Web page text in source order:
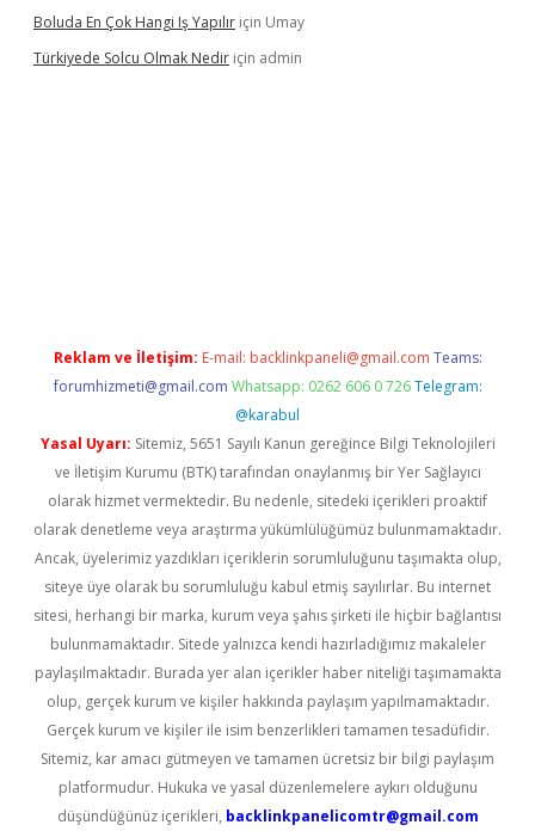
Boluda En Çok Hangi Iş Yapılır için Umay
Türkiyede Solcu Olmak Nedir için admin
Reklam ve İletişim: E-mail: backlinkpaneli@gmail.com Teams:
forumhizmeti@gmail.com Whatsapp: 0262 606 0 726 Telegram:
@karabul
Yasal Uyarı: Sitemiz, 5651 Sayılı Kanun gereğince Bilgi Teknolojileri
ve İletişim Kurumu (BTK) tarafından onaylanmış bir Yer Sağlayıcı
olarak hizmet vermektedir. Bu nedenle, sitedeki içerikleri proaktif
olarak denetleme veya araştırma yükümlülüğümüz bulunmamaktadır.
Ancak, üyelerimiz yazdıkları içeriklerin sorumluluğunu taşımakta olup,
siteye üye olarak bu sorumluluğu kabul etmiş sayılırlar. Bu internet
sitesi, herhangi bir marka, kurum veya şahıs şirketi ile hiçbir bağlantısı
bulunmamaktadır. Sitede yalnızca kendi hazırladığımız makaleler
paylaşılmaktadır. Burada yer alan içerikler haber niteliği taşımamakta
olup, gerçek kurum ve kişiler hakkında paylaşım yapılmamaktadır.
Gerçek kurum ve kişiler ile isim benzerlikleri tamamen tesadüfidir.
Sitemiz, kar amacı gütmeyen ve tamamen ücretsiz bir bilgi paylaşım
platformudur. Hukuka ve yasal düzenlemelere aykırı olduğunu
düşündüğünüz içerikleri, backlinkpanelicomtr@gmail.com